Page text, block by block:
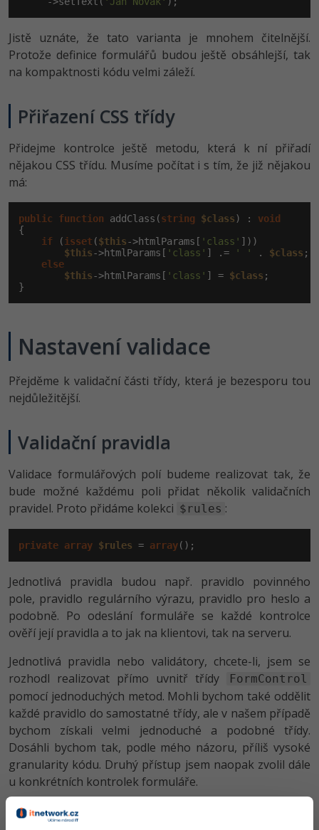
Jistě uznáte, že tato varianta je mnohem čitelnější.
Protože definice formulářů budou ještě obsáhlejší, tak
na kompaktnosti kódu velmi záleží.
Přiřazení CSS třídy
Přidejme kontrolce ještě metodu, která k ní přiřadí
nějakou CSS třídu. Musíme počítat i s tím, že již nějakou
má:
public function addClass(string $class) : void
{
if (isset ($this->htmlParams[ 'class' ]))
$this->htmlParams[ 'class' ] .= ' ' . $class ;
else
$this->htmlParams[ 'class' ] = $class ;
}
Nastavení validace
Přejděme k validační části třídy, která je bezesporu tou
nejdůležitější.
Validační pravidla
Validace formulářových polí budeme realizovat tak, že
bude možné každému poli přidat několik validačních
pravidel. Proto přidáme kolekci $rules :
private array $rules = array();
Jednotlivá pravidla budou např. pravidlo povinného
pole, pravidlo regulárního výrazu, pravidlo pro heslo a
podobně. Po odeslání formuláře se každé kontrolce
ověří její pravidla a to jak na klientovi, tak na serveru.
Jednotlivá pravidla nebo validátory, chcete-li, jsem se
rozhodl realizovat přímo uvnitř třídy
FormControl
pomocí jednoduchých metod. Mohli bychom také oddělit
každé pravidlo do samostatné třídy, ale v našem případě
bychom získali velmi jednoduché a podobné třídy.
Dosáhli bychom tak, podle mého názoru, příliš vysoké
granularity kódu. Druhý přístup jsem naopak zvolil dále
u konkrétních kontrolek formuláře.
Výčet pravidel